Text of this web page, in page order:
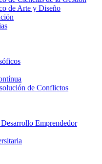
de Arte y Diseño
de Conflictos
Emprendedor